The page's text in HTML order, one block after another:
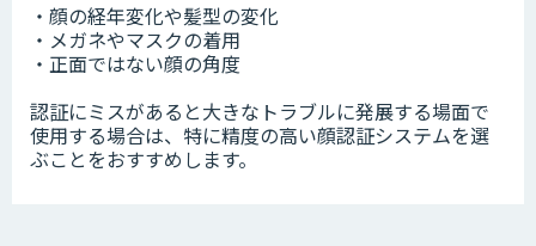
・顔の経年変化や髪型の変化
・メガネやマスクの着用
・正面ではない顔の角度
認証にミスがあると大きなトラブルに発展する場面で
使用する場合は、特に精度の高い顔認証システムを選
ぶことをおすすめします。